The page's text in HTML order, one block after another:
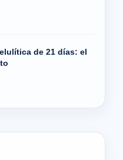
de 21 días: el